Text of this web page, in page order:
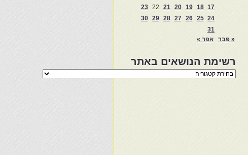
17
18
19
20
21
22
23
24
25
26
27
28
29
30
31
« פבר
אפר »
רשימת הנושאים באתר
רשימת
הנושאים